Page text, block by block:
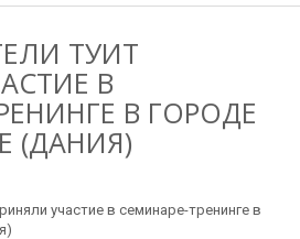
ТУИТ
В
В ГОРОДЕ
(ДАНИЯ)
участие в семинаре-тренинге в